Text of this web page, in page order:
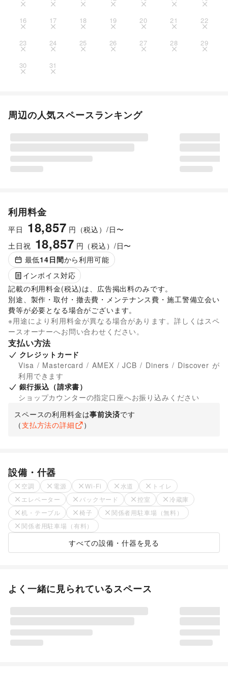
16 17 18 19 20 21 22
23 24 25 26 27 28 29
30 31
周辺の人気スペースランキング
利用料金
平日 18,857 円（税込）/日〜
土日祝 18,857 円（税込）/日〜
最低14日間から利用可能
インボイス対応
記載の利用料金(税込)は、広告掲出料のみです。
別途、製作・取付・撤去費・メンテナンス費・施工警備立会い
費等が必要となる場合がございます。
※用途により利用料金が異なる場合があります。詳しくはスペ
ースオーナーへお問い合わせください。
支払い方法
クレジットカード
Visa / Mastercard / AMEX / JCB / Diners / Discover が
利用できます
銀行振込（請求書）
ショップカウンターの指定口座へお振り込みください
スペースの利用料金は事前決済です
（支払方法の詳細 ）
設備・什器
空調 電源 Wi-Fi 水道
トイレ
エレベーター
バックヤード 控室
冷蔵庫
机・テーブル
椅子
関係者用駐車場（無料）
関係者用駐車場（有料）
すべての設備・什器を見る
よく一緒に見られているスペース